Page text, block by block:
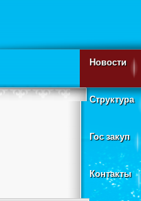
Новости
Структура
Гос закуп
Контакты